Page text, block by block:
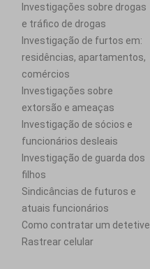
Investigações sobre drogas
e tráfico de drogas
Investigação de furtos em:
residências, apartamentos,
comércios
Investigações sobre
extorsão e ameaças
Investigação de sócios e
funcionários desleais
Investigação de guarda dos
filhos
Sindicâncias de futuros e
atuais funcionários
Como contratar um detetive
Rastrear celular